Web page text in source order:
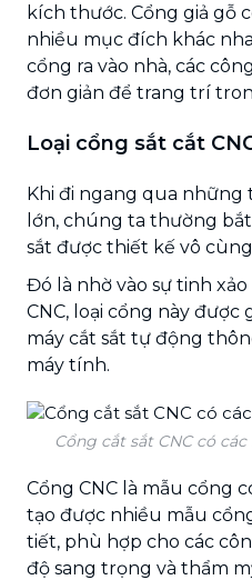
kích thước. Cổng giả gỗ
nhiều mục đích khác
cổng ra vào nhà, các
đơn giản để trang trí
Loại cổng sắt cắt
Khi đi ngang qua những
lớn, chúng ta thường
sắt được thiết kế vô
Đó là nhờ vào sự tinh
CNC, loại cổng này
máy cắt sắt tự động
máy tính.
Cổng cắt sắt CNC có
Cổng CNC là mẫu cổng
tạo được nhiều mẫu
tiết, phù hợp cho các
độ sang trọng và thẩm